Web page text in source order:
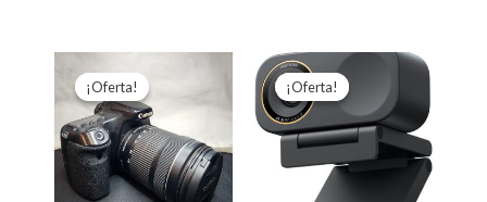
¡Oferta!
¡Oferta!
precio
original
era:
S/1,600.00.
precio
S/1,300.00.
¡Oferta!
¡Oferta!
El
precio
original
era:
S/850.00.
El
precio
S/800.00.